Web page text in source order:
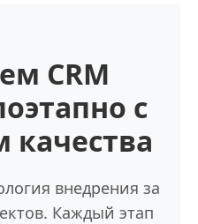
CRM
с
качества
внедрения за
Каждый этап